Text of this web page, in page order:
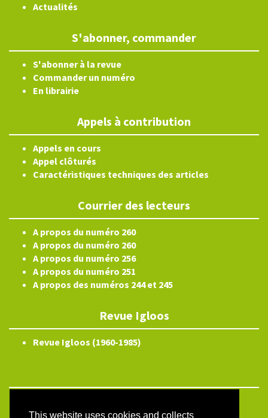
This website uses cookies and collects
Actualités
S'abonner, commander
S'abonner à la revue
Commander un numéro
En librairie
Appels à contribution
Appels en cours
Appel clôturés
Caractéristiques techniques des articles
Courrier des lecteurs
A propos du numéro 260
A propos du numéro 260
A propos du numéro 256
A propos du numéro 251
A propos des numéros 244 et 245
Revue Igloos
Revue Igloos (1960-1985)